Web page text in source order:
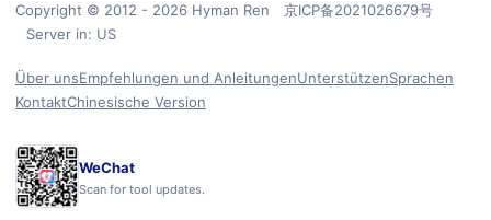
Copyright © 2012 - 2026 Hyman Ren 京ICP备2021026679号
Server in: US
Über unsEmpfehlungen und AnleitungenUnterstützenSprachen
KontaktChinesische Version
WeChat
Scan for tool updates.